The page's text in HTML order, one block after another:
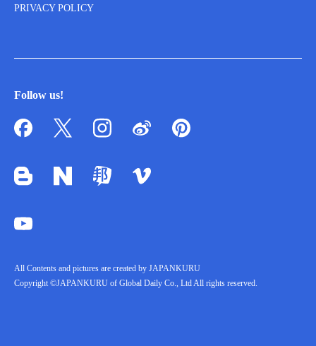
PRIVACY POLICY
Follow us!
All Contents and pictures are created by JAPANKURU
Copyright ©JAPANKURU of Global Daily Co., Ltd All rights reserved.